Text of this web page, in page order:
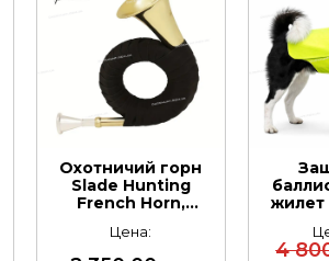
Охотничий горн
Slade Hunting
French Horn,
кожаной отделкой
Цена:
жилет
4